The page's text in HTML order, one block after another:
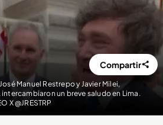
Manuel Restrepo y Javier Milei,
un breve saludo en Lima.
X @JRESTRP
Compartir